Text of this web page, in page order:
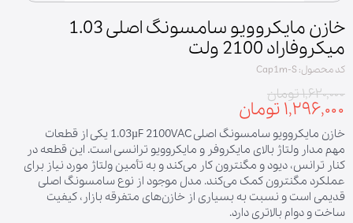
خازن مایکروویو سامسونگ اصلی 1.03
میکروفاراد 2100 ولت
کد محصول: Cap1m-S
۱,۶۲۰,۰۰۰ تومان
۱,۲۹۶,۰۰۰ تومان
خازن مایکروویو سامسونگ اصلی 1.03µF 2100VAC یکی از قطعات
مهم مدار ولتاژ بالای مایکروفر و مایکروویو ترانسی است. این قطعه در
کنار ترانس، دیود و مگنترون کار می‌کند و به تأمین ولتاژ مورد نیاز برای
عملکرد مگنترون کمک می‌کند. مدل موجود از نوع سامسونگ اصلی
قدیمی است و نسبت به بسیاری از خازن‌های متفرقه بازار، کیفیت
ساخت و دوام بالاتری دارد.